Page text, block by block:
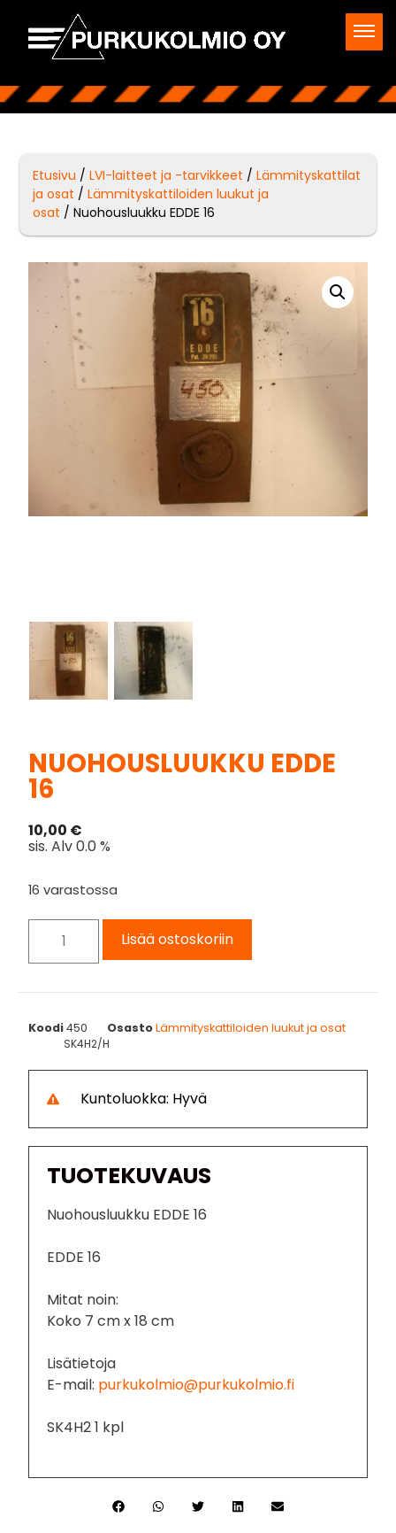
Etusivu /LVI-laitteet ja -tarvikkeet /Lämmityskattilat
ja osat /Lämmityskattiloiden luukut ja
osat / Nuohousluukku EDDE 16
NUOHOUSLUUKKU EDDE
16
10,00 €
sis. Alv 0.0 %
16 varastossa
Lisää ostoskoriin
Koodi450 OsastoLämmityskattiloiden luukut ja osat
SK4H2/H
Kuntoluokka: Hyvä
TUOTEKUVAUS
Nuohousluukku EDDE 16
EDDE 16
Mitat noin:
Koko 7 cm x 18 cm
Lisätietoja
E-mail: purkukolmio@purkukolmio.fi
SK4H2 1 kpl